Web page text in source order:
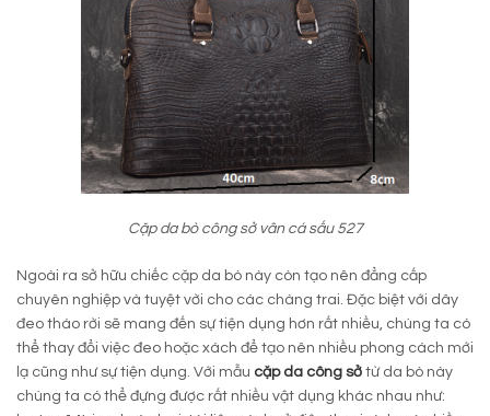
Cặp da bò công sở vân cá sấu 527
Ngoài ra sở hữu chiếc cặp da bò này còn tạo nên đẳng cấp
chuyên nghiệp và tuyệt vời cho các chàng trai. Đặc biệt với dây
đeo tháo rời sẽ mang đến sự tiện dụng hơn rất nhiều, chúng ta có
thể thay đổi việc đeo hoặc xách để tạo nên nhiều phong cách mới
lạ cũng như sự tiện dụng. Với mẫu cặp da công sở từ da bò này
chúng ta có thể đựng được rất nhiều vật dụng khác nhau như: